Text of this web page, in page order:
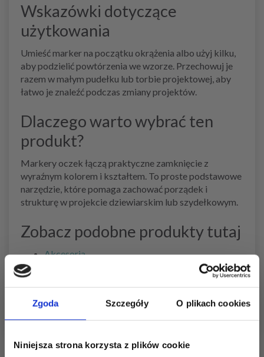
Zgoda Szczegóły O plikach cookies
Niniejsza strona korzysta z plików cookie
Wskazówki dotyczące
użytkowania
Umieść marker na początku okrążenia albo użyj kilku,
aby podzielić powtórzenia we wzorze. Przechowuj je
razem w małym pudełku lub torbie projektowej, aby
łatwo je znaleźć podczas zmiany projektów.
Dlaczego warto wybrać ten
produkt?
Markery oczek łączą praktyczne zamknięcie z
wyraźnym kolorem i kształtem. To proste podstawowe
narzędzie, które pomaga zachować porządek i
strukturę w projekcie dziewiarskim lub szydełkowym.
Zobacz podobne produkty tutaj
Akcesoria